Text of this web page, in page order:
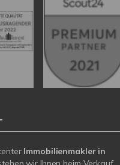
Immobilienmakler in